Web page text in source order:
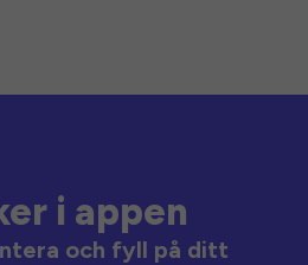
i appen
och fyll på ditt